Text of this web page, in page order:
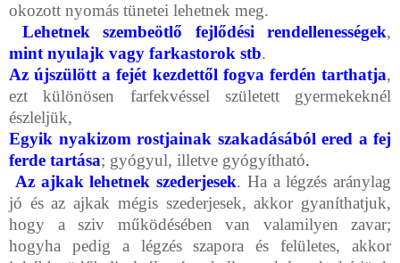
okozott nyomás tünetei lehetnek meg.
Lehetnek szembeötlő fejlődési rendellenességek,
mint nyulajk vagy farkastorok stb.
Az újszü­lött a fejét kezdettől fogva ferdén tarthatja,
ezt különösen farfekvéssel szü­letett gyermekeknél
észleljük,
Egyik nyakizom rostjainak szakadásából ered a fej
ferde tartása; gyógyul, illetve gyógyítható.
Az ajkak lehetnek szederjesek. Ha a légzés aránylag
jó és az ajkak mégis szederjesek, akkor gyaníthatjuk,
hogy a sziv működésében van valamilyen zavar;
hogyha pedig a légzés szapora és felületes, akkor